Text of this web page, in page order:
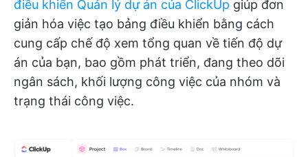
điều khiển Quản lý dự án của ClickUp giúp đơn
giản hóa việc tạo bảng điều khiển bằng cách
cung cấp chế độ xem tổng quan về tiến độ dự
án của bạn, bao gồm phát triển, đang theo dõi
ngân sách, khối lượng công việc của nhóm và
trạng thái công việc.